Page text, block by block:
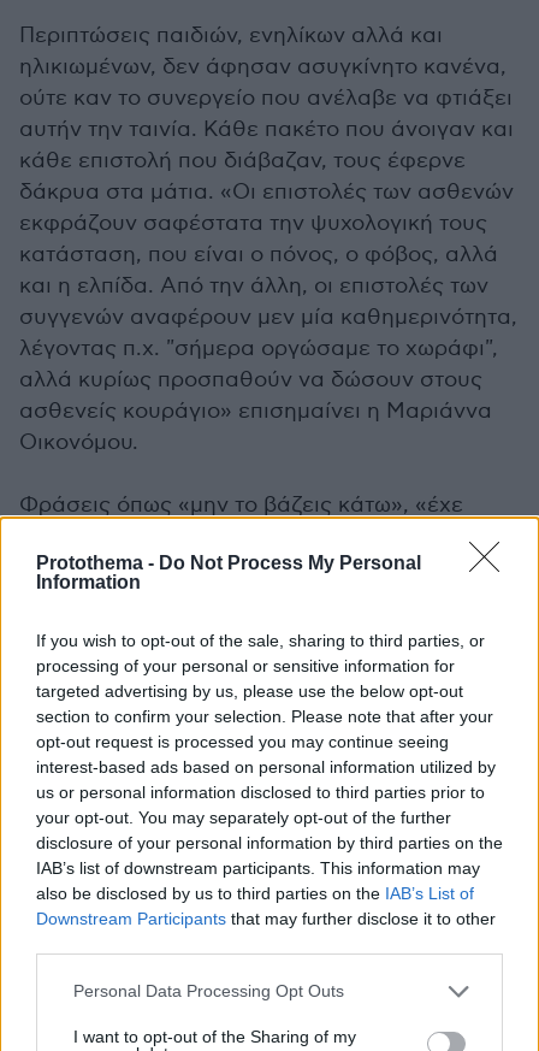
Protothema - Do Not Process My Personal
Information
If you wish to opt-out of the sale, sharing to third parties, or
processing of your personal or sensitive information for
targeted advertising by us, please use the below opt-out
section to confirm your selection. Please note that after your
opt-out request is processed you may continue seeing
interest-based ads based on personal information utilized by
us or personal information disclosed to third parties prior to
your opt-out. You may separately opt-out of the further
disclosure of your personal information by third parties on the
IAB’s list of downstream participants. This information may
also be disclosed by us to third parties on the IAB’s List of
Downstream Participants that may further disclose it to other
Please note that this website/app uses one or more Google
not limited to your visit or usage behaviour. You may click to
Personal Data Processing Opt Outs
I want to opt-out of the Sharing of my
Περιπτώσεις παιδιών, ενηλίκων αλλά και
ηλικιωμένων, δεν άφησαν ασυγκίνητο κανένα,
ούτε καν το συνεργείο που ανέλαβε να φτιάξει
αυτήν την ταινία. Κάθε πακέτο που άνοιγαν και
κάθε επιστολή που διάβαζαν, τους έφερνε
δάκρυα στα μάτια. «Οι επιστολές των ασθενών
εκφράζουν σαφέστατα την ψυχολογική τους
κατάσταση, που είναι ο πόνος, ο φόβος, αλλά
και η ελπίδα. Από την άλλη, οι επιστολές των
συγγενών αναφέρουν μεν μία καθημερινότητα,
λέγοντας π.χ. "σήμερα οργώσαμε το χωράφι",
αλλά κυρίως προσπαθούν να δώσουν στους
ασθενείς κουράγιο» επισημαίνει η Μαριάννα
Οικονόμου.
Φράσεις όπως «μην το βάζεις κάτω», «έχε
φάρμακο», επαναλαμβάνονται σχεδόν σε κάθε
υπήρχε φάρμακο και όταν αυτό βγήκε μετά το
πόλεμο, ήταν τόσο ακριβό που οι περισσότεροι
από αυτούς τους ασθενείς -που ήταν πάρα
πολύ φτωχοί, δεν μπορούσαν να το αγοράσουν
και το κράτος δεν μπορούσε να το παρέχει
δωρεάν»λέει η σκηνοθέτιδα και συμπληρώνει:
«Άρα βρήκαμε και επιστολές που
απευθύνονται σε φιλανθρώπους, σε συγγενείς
από το εξωτερικό, στην εκκλησία, ακόμη και
στο παλάτι, όπου ζητούν να τους δώσουν έστω
Μέρος αυτού του ντοκιμαντέρ ήταν και η